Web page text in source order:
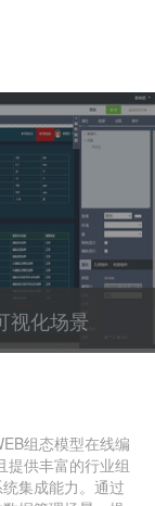
视化场景
组态模型在线编
提供丰富的行业组
集成能力。通过